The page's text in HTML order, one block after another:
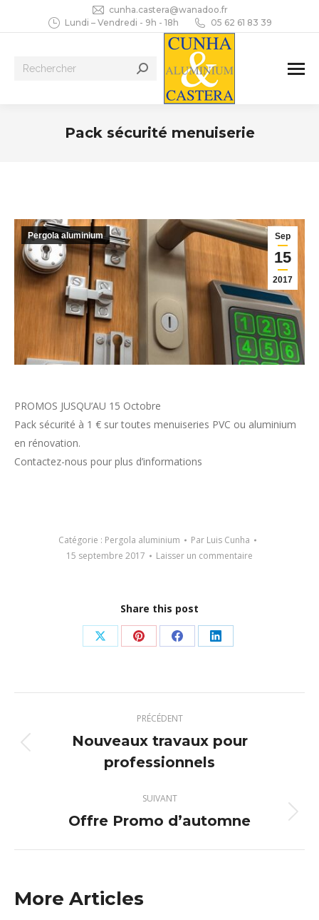
cunha.castera@wanadoo.fr
Lundi – Vendredi - 9h - 18h
05 62 61 83 39
Recherche
Pack sécurité menuiserie
Sep
15
2017
Pergola aluminium
PROMOS JUSQU’AU 15 Octobre
Pack sécurité à 1 € sur toutes menuiseries PVC ou aluminium
en rénovation.
Contactez-nous pour plus d’informations
Catégorie : Pergola aluminium Par Luis Cunha
15 septembre 2017
Laisser un commentaire
Share this post
Partager
X
Partager
Pinterest
Partager
Facebook
Partager
LinkedIn
article
PRÉCÉDENT
Article
précédent
Nouveaux travaux pour
professionnels
SUIVANT
Article
Offre Promo d’automne
More Articles